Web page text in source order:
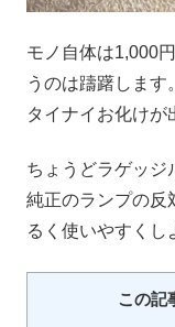
モノ自体は1,000
うのは躊躇します
タイナイお化けが
ちょうどラゲッジ
純正のランプの反
るく使いやすくし
この記